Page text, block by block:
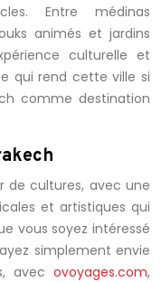
Entre médinas
animés et jardins
culturelle et
qui rend cette ville si
comme destination
de cultures, avec une
et artistiques qui
vous soyez intéressé
simplement envie
avec ovoyages.com,